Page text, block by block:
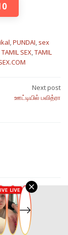
,PUNDAI, sex
TAMIL SEX,TAMIL
Next post
ஊட்டியில் பவித்ரா